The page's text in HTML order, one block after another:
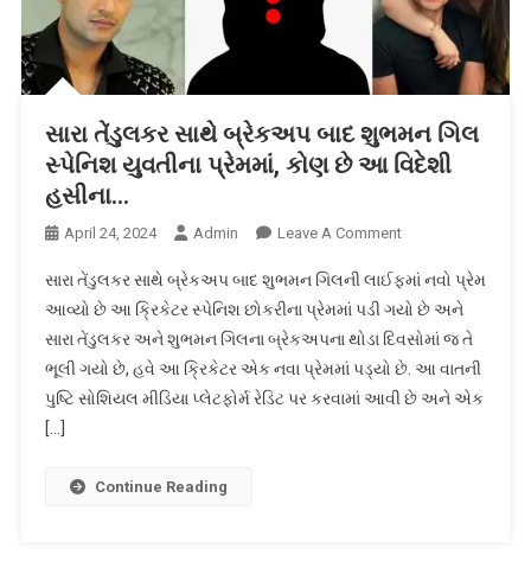
સારા તેંડુલકર સાથે બ્રેકઅપ બાદ શુભમન ગિલ
સ્પેનિશ યુવતીના પ્રેમમાં, કોણ છે આ વિદેશી
હસીના…
April 24, 2024 Admin Leave A CommentOn
તેંડુલકર
સાથે
બ્રેકઅપ
બાદ
શુભમન
સારા તેંડુલકર સાથે બ્રેકઅપ બાદ શુભમન ગિલની લાઈફમાં નવો પ્રેમ
આવ્યો છે આ ક્રિકેટર સ્પેનિશ છોકરીના પ્રેમમાં પડી ગયો છે અને
સારા તેંડુલકર અને શુભમન ગિલના બ્રેકઅપના થોડા દિવસોમાં જ તે
ભૂલી ગયો છે, હવે આ ક્રિકેટર એક નવા પ્રેમમાં પડ્યો છે. આ વાતની
પુષ્ટિ સોશિયલ મીડિયા પ્લેટફોર્મ રેડિટ પર કરવામાં આવી છે અને એક
[…]
Continue Reading